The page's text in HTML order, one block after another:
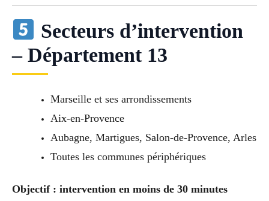
Secteurs d’intervention
– Département 13
Marseille et ses arrondissements
Aix-en-Provence
Aubagne, Martigues, Salon-de-Provence, Arles
Toutes les communes périphériques
Objectif : intervention en moins de 30 minutes